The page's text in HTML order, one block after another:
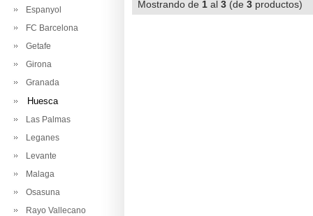
Espanyol
FC Barcelona
Getafe
Girona
Granada
Huesca
Las Palmas
Leganes
Levante
Malaga
Osasuna
Rayo Vallecano
Mostrando de 1 al 3 (de 3 productos)